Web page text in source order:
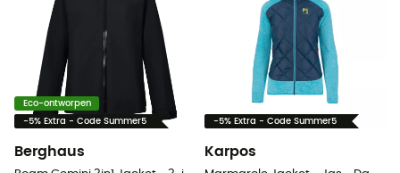
Eco-ontworpen
-5% Extra - Code Summer5
Berghaus
-5% Extra - Code Summer5
Karpos